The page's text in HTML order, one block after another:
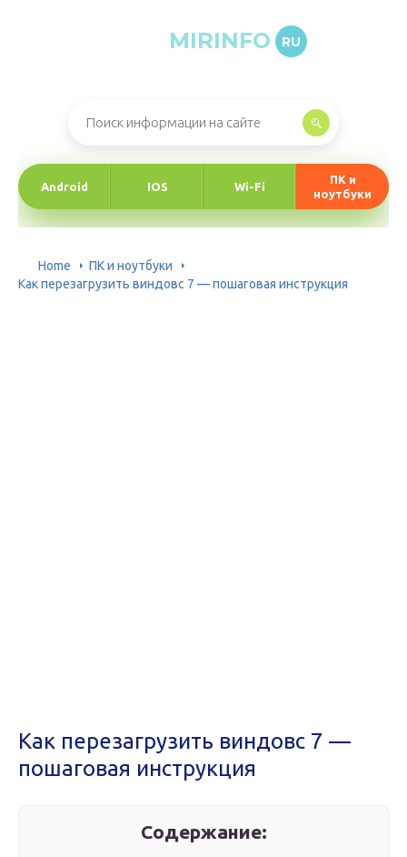
MIRINFO RU
Android IOS Wi-Fi
ПК и
ноутбуки
Home
ПК и ноутбуки
Как перезагрузить виндовс 7 — пошаговая инструкция
Как перезагрузить виндовс 7 —
пошаговая инструкция
Содержание: